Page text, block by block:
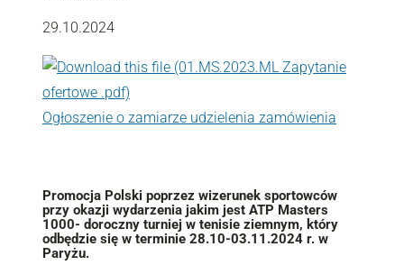
29.10.2024
Ogłoszenie o zamiarze udzielenia zamówienia
Promocja Polski poprzez wizerunek sportowców
przy okazji wydarzenia jakim jest ATP Masters
1000- doroczny turniej w tenisie ziemnym, który
odbędzie się w terminie 28.10-03.11.2024 r. w
Paryżu.